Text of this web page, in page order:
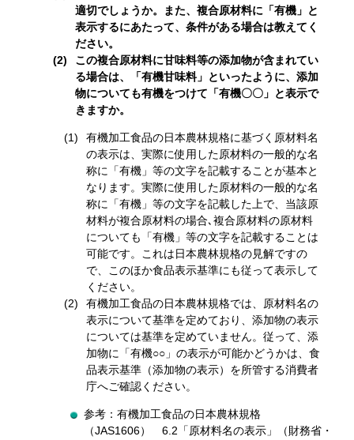
適切でしょうか。また、複合原材料に「有機」と
表示するにあたって、条件がある場合は教えてく
ださい。
この複合原材料に甘味料等の添加物が含まれてい
る場合は、「有機甘味料」といったように、添加
物についても有機をつけて「有機〇〇」と表示で
きますか。
有機加工食品の日本農林規格に基づく原材料名
の表示は、実際に使用した原材料の一般的な名
称に「有機」等の文字を記載することが基本と
なります。実際に使用した原材料の一般的な名
称に「有機」等の文字を記載した上で、当該原
材料が複合原材料の場合､複合原材料の原材料
についても「有機」等の文字を記載することは
可能です。これは日本農林規格の見解ですの
で、このほか食品表示基準にも従って表示して
ください。
有機加工食品の日本農林規格では、原材料名の
表示について基準を定めており、添加物の表示
については基準を定めていません。従って、添
加物に「有機○○」の表示が可能かどうかは、食
品表示基準（添加物の表示）を所管する消費者
庁へご確認ください。
参考：有機加工食品の日本農林規格
（JAS1606） 6.2「原材料名の表示」（財務省・